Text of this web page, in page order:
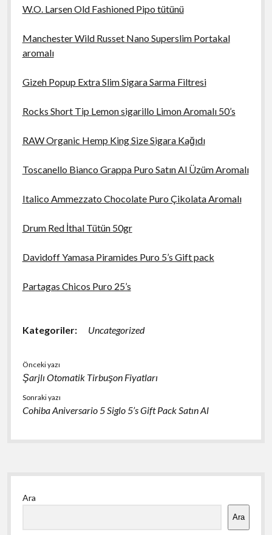
W.O. Larsen Old Fashioned Pipo tütünü
Manchester Wild Russet Nano Superslim Portakal
aromalı
Gizeh Popup Extra Slim Sigara Sarma Filtresi
Rocks Short Tip Lemon sigarillo Limon Aromalı 50’s
RAW Organic Hemp King Size Sigara Kağıdı
Toscanello Bianco Grappa Puro Satın Al Üzüm Aromalı
Italico Ammezzato Chocolate Puro Çikolata Aromalı
Drum Red İthal Tütün 50gr
Davidoff Yamasa Piramides Puro 5’s Gift pack
Partagas Chicos Puro 25’s
Kategoriler: Uncategorized
Önceki yazı
Şarjlı Otomatik Tirbuşon Fiyatları
Sonraki yazı
Cohiba Aniversario 5 Siglo 5’s Gift Pack Satın Al
Yan
Menü
Ara
Ara